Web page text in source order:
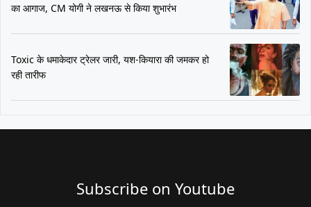
का आगाज, CM योगी ने लखनऊ से किया शुभारंभ
Toxic के धमाकेदार ट्रेलर जारी, यश-कियारा की जमकर हो
रही तारीफ
Subscribe on Youtube​